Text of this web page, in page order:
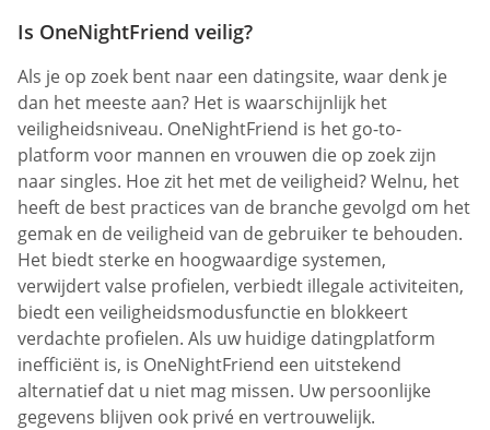
Is OneNightFriend veilig?
Als je op zoek bent naar een datingsite, waar denk je
dan het meeste aan? Het is waarschijnlijk het
veiligheidsniveau. OneNightFriend is het go-to-
platform voor mannen en vrouwen die op zoek zijn
naar singles. Hoe zit het met de veiligheid? Welnu, het
heeft de best practices van de branche gevolgd om het
gemak en de veiligheid van de gebruiker te behouden.
Het biedt sterke en hoogwaardige systemen,
verwijdert valse profielen, verbiedt illegale activiteiten,
biedt een veiligheidsmodusfunctie en blokkeert
verdachte profielen. Als uw huidige datingplatform
inefficiënt is, is OneNightFriend een uitstekend
alternatief dat u niet mag missen. Uw persoonlijke
gegevens blijven ook privé en vertrouwelijk.